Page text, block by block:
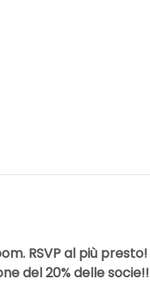
RSVP al più presto!
del 20% delle socie!!